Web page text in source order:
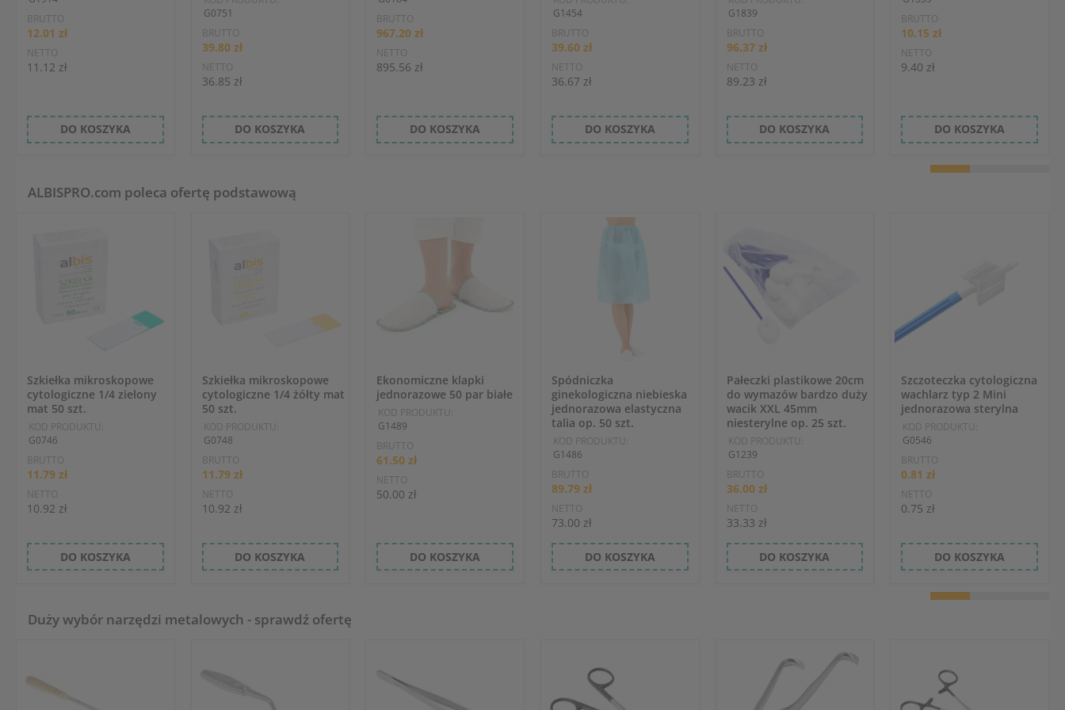
BRUTTO
12.01 zł
NETTO
11.12 zł
DO KOSZYKA
G0751
BRUTTO
39.80 zł
NETTO
36.85 zł
DO KOSZYKA
BRUTTO
967.20 zł
NETTO
895.56 zł
DO KOSZYKA
G1454
BRUTTO
39.60 zł
NETTO
36.67 zł
DO KOSZYKA
G1839
BRUTTO
96.37 zł
NETTO
89.23 zł
DO KOSZYKA
BRUTTO
10.15 zł
NETTO
9.40 zł
DO KOSZYKA
ALBISPRO.com poleca ofertę podstawową
Szkiełka mikroskopowe
cytologiczne 1/4 zielony
mat 50 szt.
KOD PRODUKTU:
G0746
BRUTTO
11.79 zł
NETTO
10.92 zł
DO KOSZYKA
Szkiełka mikroskopowe
cytologiczne 1/4 żółty mat
50 szt.
KOD PRODUKTU:
G0748
BRUTTO
11.79 zł
NETTO
10.92 zł
DO KOSZYKA
Ekonomiczne klapki
jednorazowe 50 par białe
KOD PRODUKTU:
G1489
BRUTTO
61.50 zł
NETTO
50.00 zł
DO KOSZYKA
Spódniczka
ginekologiczna niebieska
jednorazowa elastyczna
talia op. 50 szt.
KOD PRODUKTU:
G1486
BRUTTO
89.79 zł
NETTO
73.00 zł
DO KOSZYKA
Pałeczki plastikowe 20cm
do wymazów bardzo duży
wacik XXL 45mm
niesterylne op. 25 szt.
KOD PRODUKTU:
G1239
BRUTTO
36.00 zł
NETTO
33.33 zł
DO KOSZYKA
Szczoteczka cytologiczna
wachlarz typ 2 Mini
jednorazowa sterylna
KOD PRODUKTU:
G0546
BRUTTO
0.81 zł
NETTO
0.75 zł
DO KOSZYKA
Duży wybór narzędzi metalowych - sprawdź ofertę